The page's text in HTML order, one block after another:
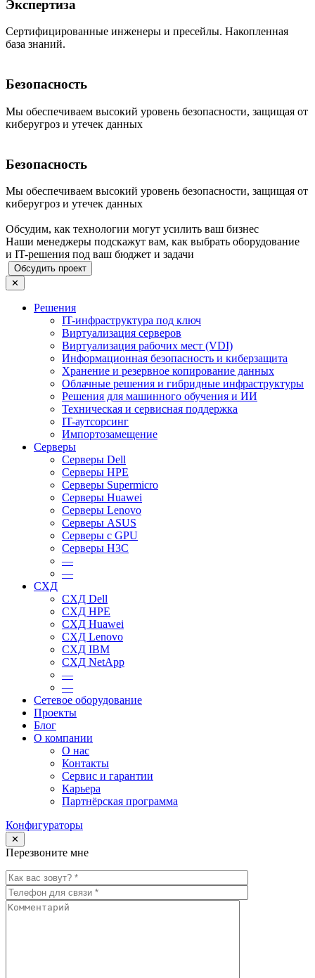
Экспертиза
Сертифицированные инженеры и пресейлы. Накопленная
база знаний.
Безопасность
Мы обеспечиваем высокий уровень безопасности, защищая от
киберугроз и утечек данных
Безопасность
Мы обеспечиваем высокий уровень безопасности, защищая от
киберугроз и утечек данных
Обсудим, как технологии могут усилить ваш бизнес
Наши менеджеры подскажут вам, как выбрать оборудование
и IT-решения под ваш бюджет и задачи
Обсудить проект
✕
Решения
IT-инфраструктура под ключ
Виртуализация серверов
Виртуализация рабочих мест (VDI)
Информационная безопасность и киберзащита
Хранение и резервное копирование данных
Облачные решения и гибридные инфраструктуры
Решения для машинного обучения и ИИ
Техническая и сервисная поддержка
IT-аутсорсинг
Импортозамещение
Серверы
Серверы Dell
Серверы HPE
Серверы Supermicro
Серверы Huawei
Серверы Lenovo
Серверы ASUS
Серверы c GPU
Серверы H3C
—
—
СХД
СХД Dell
СХД HPE
СХД Huawei
СХД Lenovo
СХД IBM
СХД NetApp
—
—
Сетевое оборудование
Проекты
Блог
О компании
О нас
Контакты
Сервис и гарантии
Карьера
Партнёрская программа
Конфигураторы
✕
Перезвоните мне